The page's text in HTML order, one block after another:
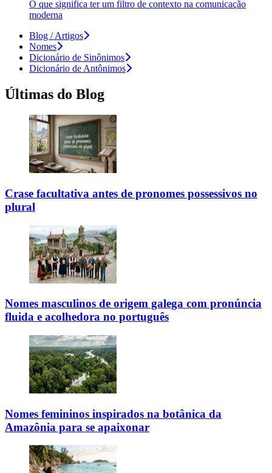
O que significa ter um filtro de contexto na comunicação
moderna
Blog / Artigos
Nomes
Dicionário de Sinônimos
Dicionário de Antônimos
Últimas do Blog
Crase facultativa antes de pronomes possessivos no
plural
Nomes masculinos de origem galega com pronúncia
fluida e acolhedora no português
Nomes femininos inspirados na botânica da
Amazônia para se apaixonar